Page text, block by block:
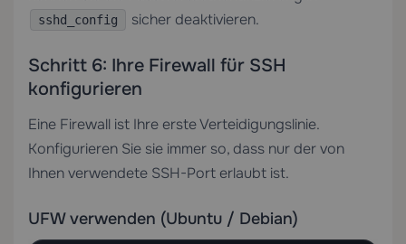
sshd_config sicher deaktivieren.
Schritt 6: Ihre Firewall für SSH
konfigurieren
Eine Firewall ist Ihre erste Verteidigungslinie.
Konfigurieren Sie sie immer so, dass nur der von
Ihnen verwendete SSH-Port erlaubt ist.
UFW verwenden (Ubuntu / Debian)